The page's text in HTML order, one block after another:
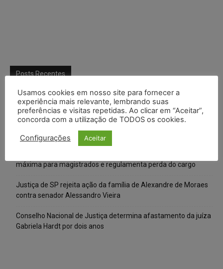
Posts Recentes
Cibercriminosos exploram softwares legítimos para instalar
ferramentas de acesso remoto em ataques silenciosos
Anvisa prevê novas aprovações de canetas emagrecedoras e
reforça combate ao mercado ilegal
máxima para magistrados e regulamenta perda do cargo
Justiça de SP rejeita ação da família de Alexandre de Moraes
contra senador Alessandro Vieira
Conselho Nacional de Justiça determina afastamento da juíza
Gabriela Hardt por dois anos
Usamos cookies em nosso site para fornecer a
experiência mais relevante, lembrando suas
preferências e visitas repetidas. Ao clicar em “Aceitar”,
concorda com a utilização de TODOS os cookies.
Configurações Aceitar